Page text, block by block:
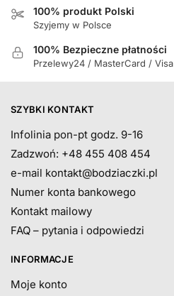
100% produkt Polski
Szyjemy w Polsce
100% Bezpieczne płatności
Przelewy24 / MasterCard / Visa
SZYBKI KONTAKT
Infolinia pon-pt godz. 9-16
Zadzwoń: +48 455 408 454
e-mail kontakt@bodziaczki.pl
Numer konta bankowego
Kontakt mailowy
FAQ – pytania i odpowiedzi
INFORMACJE
Moje konto